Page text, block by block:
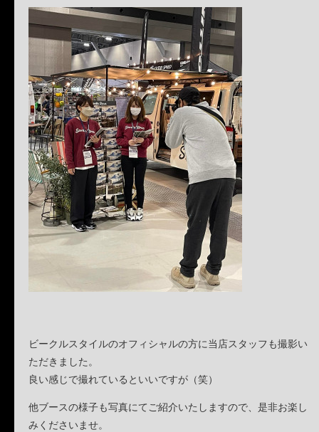
ビークルスタイルのオフィシャルの方に当店スタッフも撮影い
ただきました。
良い感じで撮れているといいですが（笑）
他ブースの様子も写真にてご紹介いたしますので、是非お楽し
みくださいませ。